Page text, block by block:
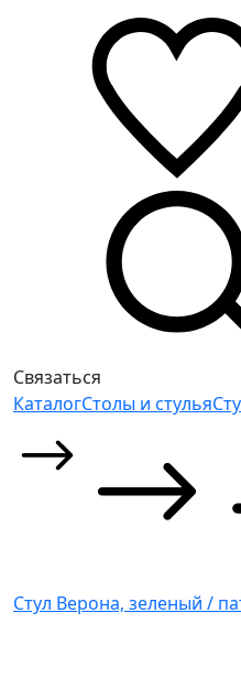
Связаться
КаталогСтолы и стулья
Стул Верона, зеленый /